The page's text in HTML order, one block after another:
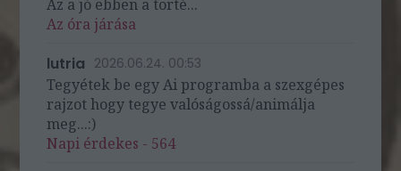
Az a jó ebben a törté...
Az óra járása
lutria 2026.06.24. 00:53
Tegyétek be egy Ai programba a szexgépes
rajzot hogy tegye valóságossá/animálja
meg...:)
Napi érdekes - 564